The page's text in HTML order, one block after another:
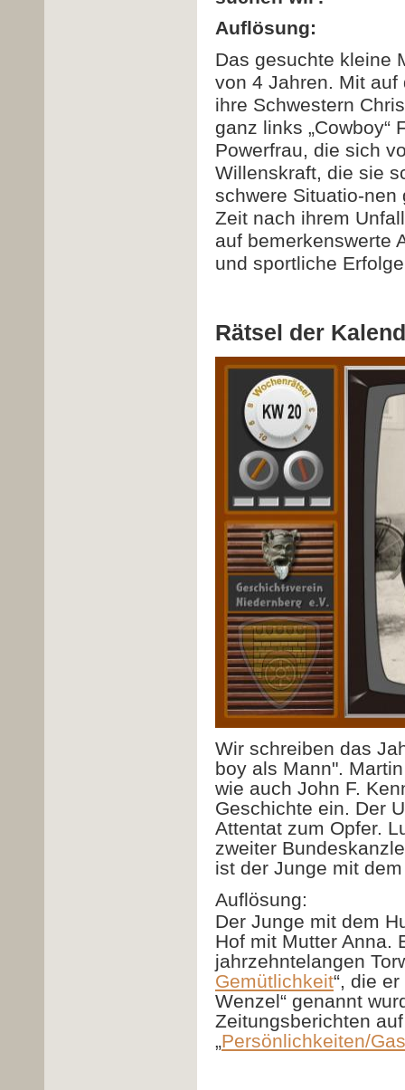
Auflösung:
Das gesuchte kleine
von 4 Jahren. Mit
ihre Schwestern
ganz links „Cowboy“
Powerfrau, die sich
Willenskraft, die sie
schwere Situatio-
Zeit nach ihrem
auf bemerkenswerte
und sportliche
Rätsel der
Wir schreiben das
boy als Mann".
wie auch John F.
Geschichte ein. Der
Attentat zum Opfer.
zweiter
ist der Junge mit
Auflösung:
Der Junge mit dem
Hof mit Mutter Anna.
jahrzehntelangen
Gemütlichkeit“, die
Wenzel“ genannt
Zeitungsberichten
„Persönlichkeiten/